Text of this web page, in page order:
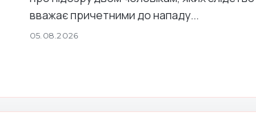
вважає причетними до нападу...
05.08.2026